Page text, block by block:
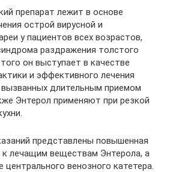
препарат лежит в основе
острой вирусной и
у пациентов всех возрастов,
раздражения толстого
он выступает в качестве
и эффективного лечения
длительным приемом
Энтерол применяют при резкой
представлены повышенная
к лечащим веществам Энтерола, а
центрального венозного катетера.